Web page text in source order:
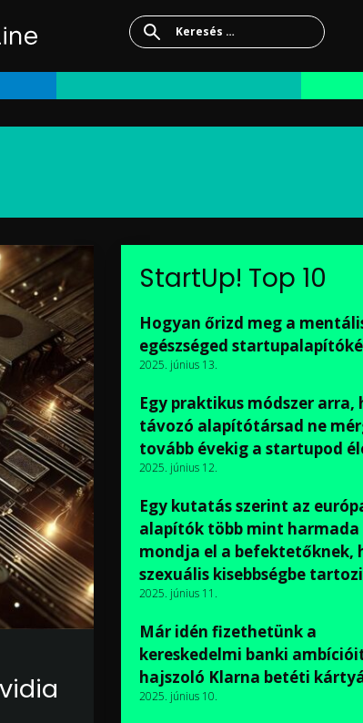
Keresés:
StartUp! Top 10
Hogyan őrizd meg a
egészséged
2025. június 13.
Egy praktikus módszer arra,
távozó alapítótársad ne
tovább évekig a startupod
2025. június 12.
Egy kutatás szerint az
alapítók több mint harmada
mondja el a befektetőknek,
szexuális kisebbségbe
2025. június 11.
Már idén fizethetünk a
kereskedelmi banki
hajszoló Klarna betéti
2025. június 10.